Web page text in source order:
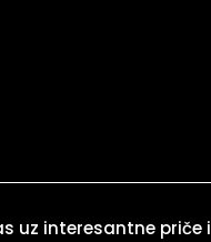
uz interesantne priče i